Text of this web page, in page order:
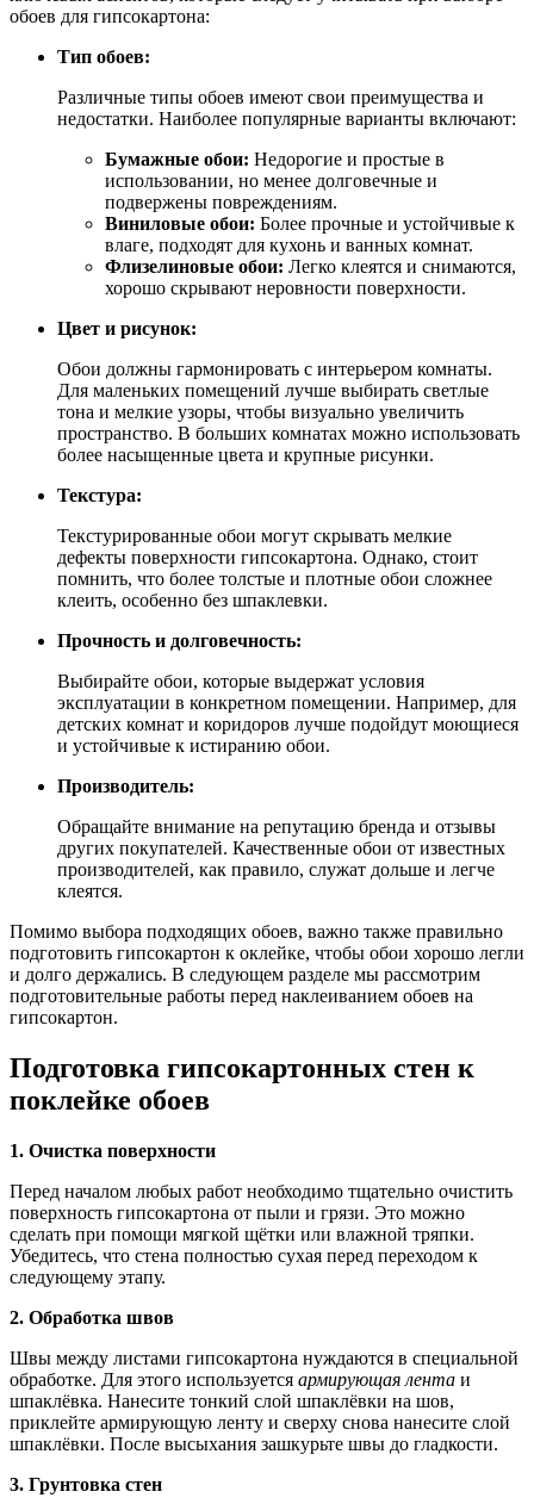
обоев для гипсокартона:
Тип обоев:
Различные типы обоев имеют свои преимущества и
недостатки. Наиболее популярные варианты включают:
Бумажные обои: Недорогие и простые в
использовании, но менее долговечные и
подвержены повреждениям.
Виниловые обои: Более прочные и устойчивые к
влаге, подходят для кухонь и ванных комнат.
Флизелиновые обои: Легко клеятся и снимаются,
хорошо скрывают неровности поверхности.
Цвет и рисунок:
Обои должны гармонировать с интерьером комнаты.
Для маленьких помещений лучше выбирать светлые
тона и мелкие узоры, чтобы визуально увеличить
пространство. В больших комнатах можно использовать
более насыщенные цвета и крупные рисунки.
Текстура:
Текстурированные обои могут скрывать мелкие
дефекты поверхности гипсокартона. Однако, стоит
помнить, что более толстые и плотные обои сложнее
клеить, особенно без шпаклевки.
Прочность и долговечность:
Выбирайте обои, которые выдержат условия
эксплуатации в конкретном помещении. Например, для
детских комнат и коридоров лучше подойдут моющиеся
и устойчивые к истиранию обои.
Производитель:
Обращайте внимание на репутацию бренда и отзывы
других покупателей. Качественные обои от известных
производителей, как правило, служат дольше и легче
клеятся.
Помимо выбора подходящих обоев, важно также правильно
подготовить гипсокартон к оклейке, чтобы обои хорошо легли
и долго держались. В следующем разделе мы рассмотрим
подготовительные работы перед наклеиванием обоев на
гипсокартон.
Подготовка гипсокартонных стен к
поклейке обоев
1. Очистка поверхности
Перед началом любых работ необходимо тщательно очистить
поверхность гипсокартона от пыли и грязи. Это можно
сделать при помощи мягкой щётки или влажной тряпки.
Убедитесь, что стена полностью сухая перед переходом к
следующему этапу.
2. Обработка швов
Швы между листами гипсокартона нуждаются в специальной
обработке. Для этого используется армирующая лента и
шпаклёвка. Нанесите тонкий слой шпаклёвки на шов,
приклейте армирующую ленту и сверху снова нанесите слой
шпаклёвки. После высыхания зашкурьте швы до гладкости.
3. Грунтовка стен